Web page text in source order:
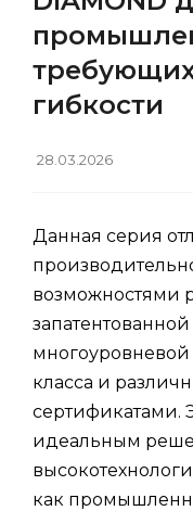
гибкости
28.03.2026
Данная серия
возможностями
класса и
сертификатами.
идеальным
как